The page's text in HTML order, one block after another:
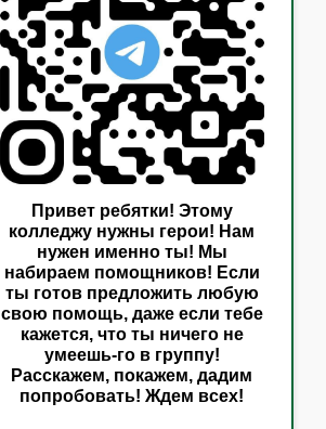
Привет ребятки! Этому
колледжу нужны герои! Нам
нужен именно ты! Мы
набираем помощников! Если
ты готов предложить любую
свою помощь, даже если тебе
кажется, что ты ничего не
умеешь-го в группу!
Расскажем, покажем, дадим
попробовать! Ждем всех!